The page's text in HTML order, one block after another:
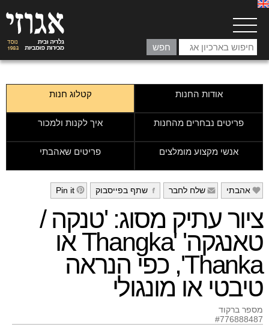
אודות החנות קטלוג חנות
פריטים נבחרים מהחנות איך לקנות ולמכור
אנשי מקצוע מומלצים פריטים שאהבתי
e אהבתי f שלח לחבר g שתף בפייסבוק h
Pin it
ציור עתיק מסוג: 'טנקה /
טאנגקה' 'Thangka או
Thanka', כפי הנראה
טיבטי או מונגולי
מספר ברקוד
#776888487